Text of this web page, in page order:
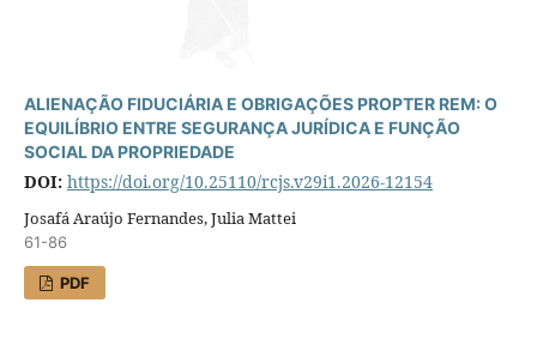
ALIENAÇÃO FIDUCIÁRIA E OBRIGAÇÕES PROPTER REM: O
EQUILÍBRIO ENTRE SEGURANÇA JURÍDICA E FUNÇÃO
SOCIAL DA PROPRIEDADE
DOI: https://doi.org/10.25110/rcjs.v29i1.2026-12154
Josafá Araújo Fernandes, Julia Mattei
61-86
PDF